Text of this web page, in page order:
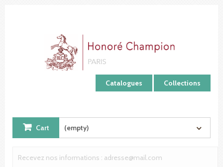
Catalogues Collections
Cart (empty)